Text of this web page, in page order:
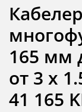
165 мм
от 3 х
41 165